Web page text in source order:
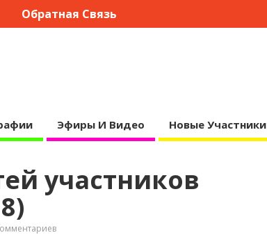
Обратная Связь
Эфиры И Видео Новые Участники
участников